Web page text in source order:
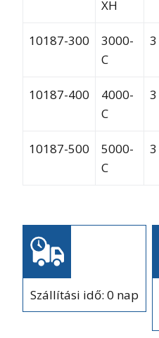
XH
10187-300
3000-
C
3
10187-400
4000-
C
3
10187-500
5000-
C
3
Szállítási idő: 0 nap